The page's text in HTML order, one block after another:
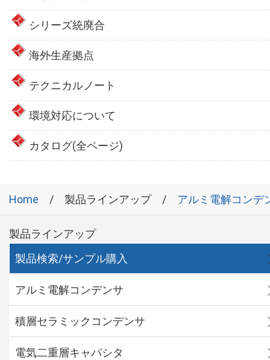
シリーズ統廃合
海外生産拠点
テクニカルノート
環境対応について
カタログ(全ページ)
Home 製品ラインアップ アルミ電解コンデ
製品ラインアップ
製品検索/サンプル購入
アルミ電解コンデンサ
積層セラミックコンデンサ
電気二重層キャパシタ